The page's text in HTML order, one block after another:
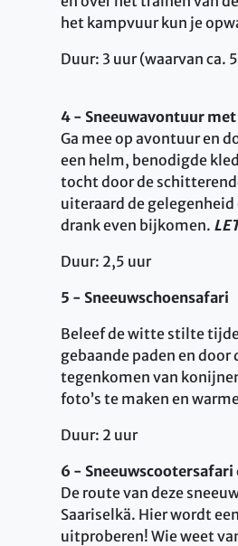
het kampvuur kun je
Duur: 3 uur (waarvan ca.
4 - Sneeuwavontuur
Ga mee op avontuur en
een helm, benodigde
tocht door de
uiteraard de
drank even bijkomen.
Duur: 2,5 uur
5 - Sneeuwschoensafari
Beleef de witte stilte
gebaande paden en door
tegenkomen van
foto’s te maken en
Duur: 2 uur
6 - Sneeuwscootersafari
De route van deze
Saariselkä. Hier wordt
uitproberen! Wie weet